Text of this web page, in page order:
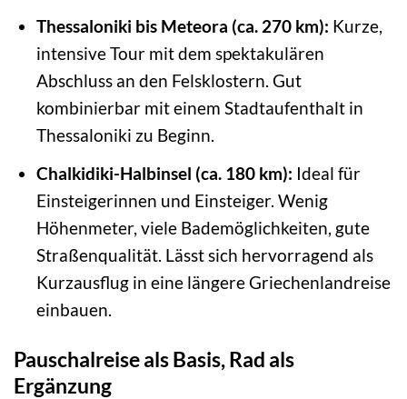
Thessaloniki bis Meteora (ca. 270 km): Kurze,
intensive Tour mit dem spektakulären
Abschluss an den Felsklostern. Gut
kombinierbar mit einem Stadtaufenthalt in
Thessaloniki zu Beginn.
Chalkidiki-Halbinsel (ca. 180 km): Ideal für
Einsteigerinnen und Einsteiger. Wenig
Höhenmeter, viele Bademöglichkeiten, gute
Straßenqualität. Lässt sich hervorragend als
Kurzausflug in eine längere Griechenlandreise
einbauen.
Pauschalreise als Basis, Rad als
Ergänzung